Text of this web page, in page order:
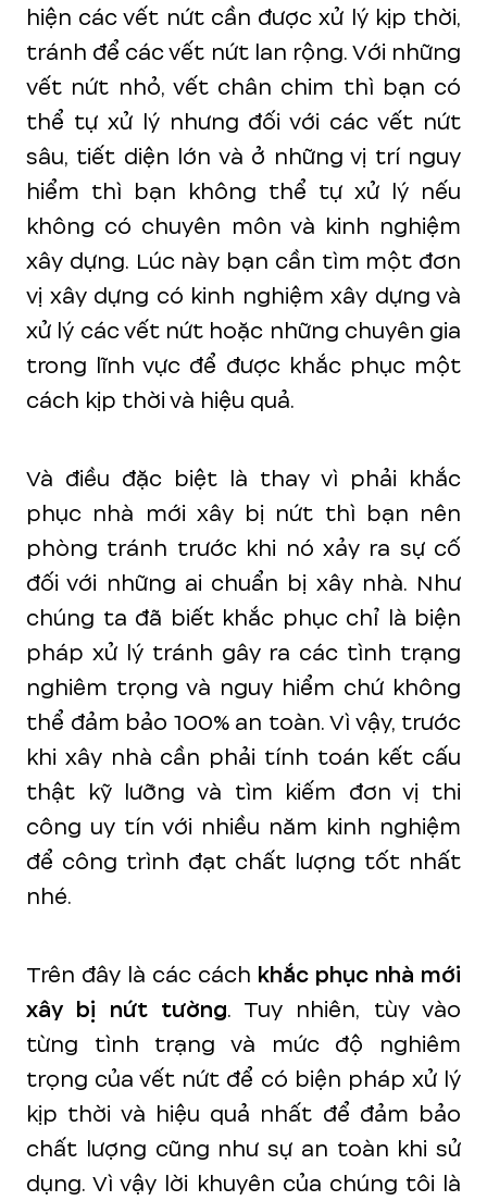
hiện các vết nứt cần được xử lý kịp thời,
tránh để các vết nứt lan rộng. Với những
vết nứt nhỏ, vết chân chim thì bạn có
thể tự xử lý nhưng đối với các vết nứt
sâu, tiết diện lớn và ở những vị trí nguy
hiểm thì bạn không thể tự xử lý nếu
không có chuyên môn và kinh nghiệm
xây dựng. Lúc này bạn cần tìm một đơn
vị xây dựng có kinh nghiệm xây dựng và
xử lý các vết nứt hoặc những chuyên gia
trong lĩnh vực để được khắc phục một
cách kịp thời và hiệu quả.
Và điều đặc biệt là thay vì phải khắc
phục nhà mới xây bị nứt thì bạn nên
phòng tránh trước khi nó xảy ra sự cố
đối với những ai chuẩn bị xây nhà. Như
chúng ta đã biết khắc phục chỉ là biện
pháp xử lý tránh gây ra các tình trạng
nghiêm trọng và nguy hiểm chứ không
thể đảm bảo 100% an toàn. Vì vậy, trước
khi xây nhà cần phải tính toán kết cấu
thật kỹ lưỡng và tìm kiếm đơn vị thi
công uy tín với nhiều năm kinh nghiệm
để công trình đạt chất lượng tốt nhất
nhé.
Trên đây là các cách khắc phục nhà mới
xây bị nứt tường. Tuy nhiên, tùy vào
từng tình trạng và mức độ nghiêm
trọng của vết nứt để có biện pháp xử lý
kịp thời và hiệu quả nhất để đảm bảo
chất lượng cũng như sự an toàn khi sử
dụng. Vì vậy lời khuyên của chúng tôi là